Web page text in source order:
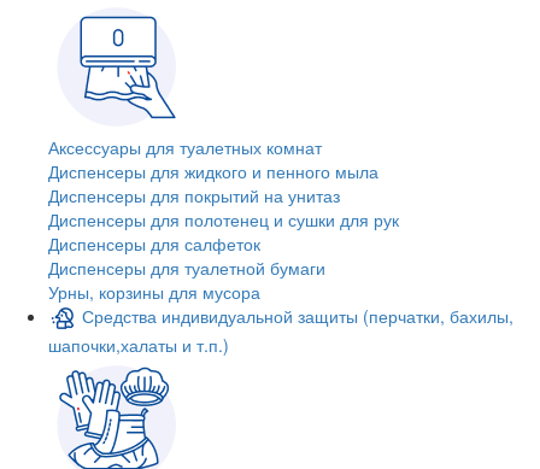
Аксессуары для туалетных комнат
Диспенсеры для жидкого и пенного мыла
Диспенсеры для покрытий на унитаз
Диспенсеры для полотенец и сушки для рук
Диспенсеры для салфеток
Диспенсеры для туалетной бумаги
Урны, корзины для мусора
Средства индивидуальной защиты (перчатки, бахилы,
шапочки,халаты и т.п.)